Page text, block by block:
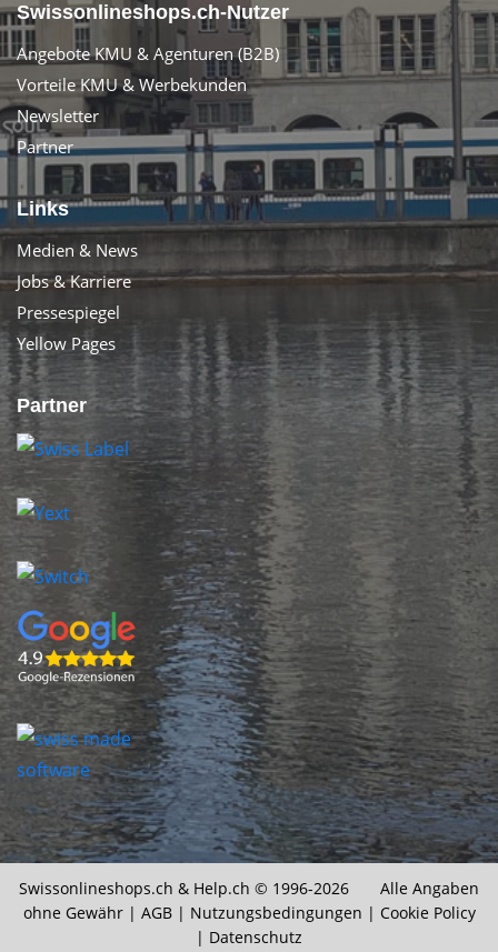
Swissonlineshops.ch-Nutzer
Angebote KMU & Agenturen (B2B)
Vorteile KMU & Werbekunden
Newsletter
Partner
Links
Medien & News
Jobs & Karriere
Pressespiegel
Yellow Pages
Partner
Swissonlineshops.ch & Help.ch © 1996-2026 Alle Angaben
ohne Gewähr | AGB| Nutzungsbedingungen | Cookie Policy
| Datenschutz